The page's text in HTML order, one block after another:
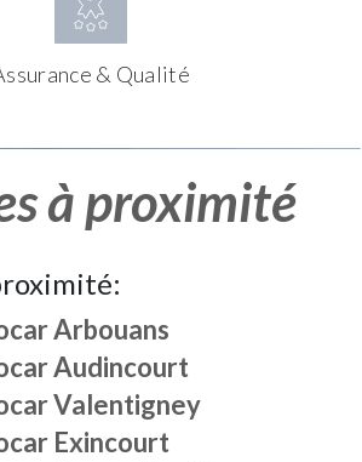
& Qualité
à proximité
Arbouans
Audincourt
Valentigney
Exincourt